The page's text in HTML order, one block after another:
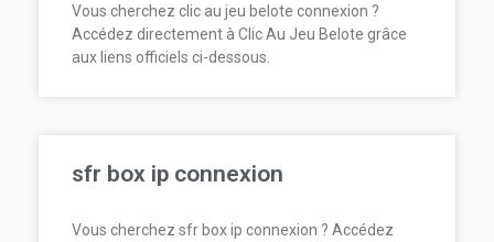
Vous cherchez clic au jeu belote connexion ?
Accédez directement à Clic Au Jeu Belote grâce
aux liens officiels ci-dessous.
sfr box ip connexion
Vous cherchez sfr box ip connexion ? Accédez